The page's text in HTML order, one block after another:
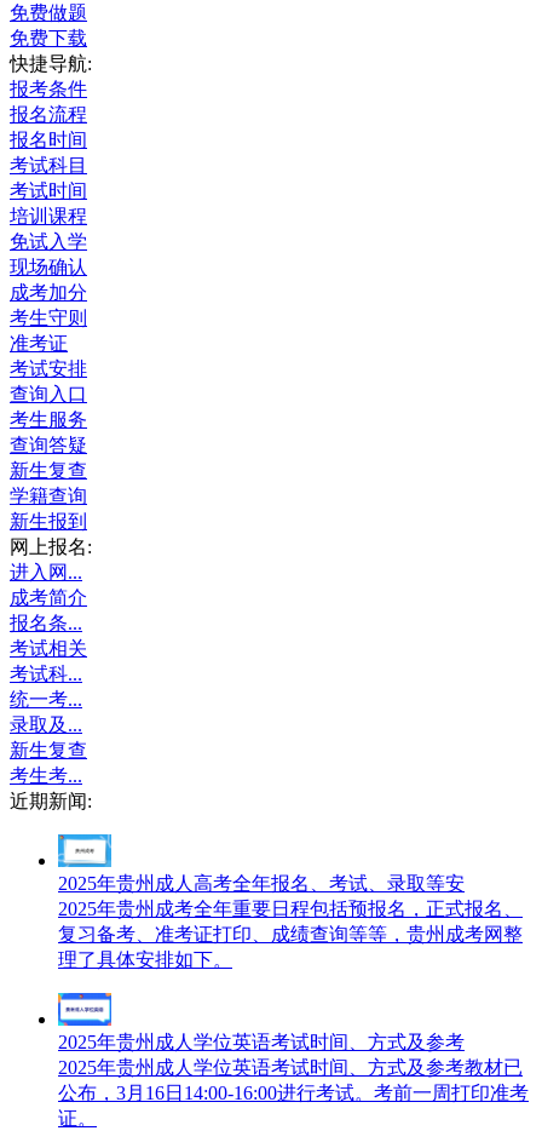
免费做题
免费下载
快捷导航:
报考条件
报名流程
报名时间
考试科目
考试时间
培训课程
免试入学
现场确认
成考加分
考生守则
准考证
考试安排
查询入口
考生服务
查询答疑
新生复查
学籍查询
新生报到
网上报名:
进入网...
成考简介
报名条...
考试相关
考试科...
统一考...
录取及...
新生复查
考生考...
近期新闻:
2025年贵州成人高考全年报名、考试、录取等安
2025年贵州成考全年重要日程包括预报名，正式报名、
复习备考、准考证打印、成绩查询等等，贵州成考网整
理了具体安排如下。
2025年贵州成人学位英语考试时间、方式及参考
2025年贵州成人学位英语考试时间、方式及参考教材已
公布，3月16日14:00-16:00进行考试。考前一周打印准考
证。